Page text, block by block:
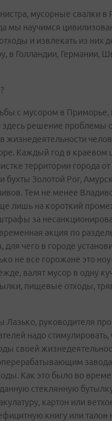
мусорные свалки в
мы научимся
и извлекать из них
в Голландии, Германии,
с мусором в Приморье,
здесь решение проблемы
жизнедеятельности
Каждый год в краевом
территории города
бухты Золотой Рог,
Тем не менее
лишь на короткий
за
акция по
для чего в городе
не все горожане это
валят мусор в одну
пищевые отходы,
руководителя
надо стимулировать,
своей
Как это было во
стеклянную
картон или
книгу или талон